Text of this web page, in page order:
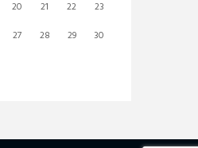
20 21 22
23
27 28 29
30